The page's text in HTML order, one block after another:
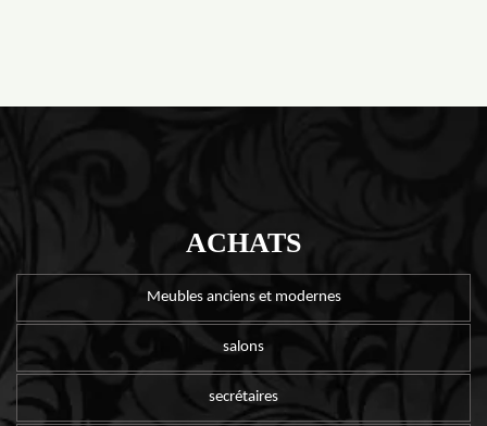
ACHATS
Meubles anciens et modernes
salons
secrétaires